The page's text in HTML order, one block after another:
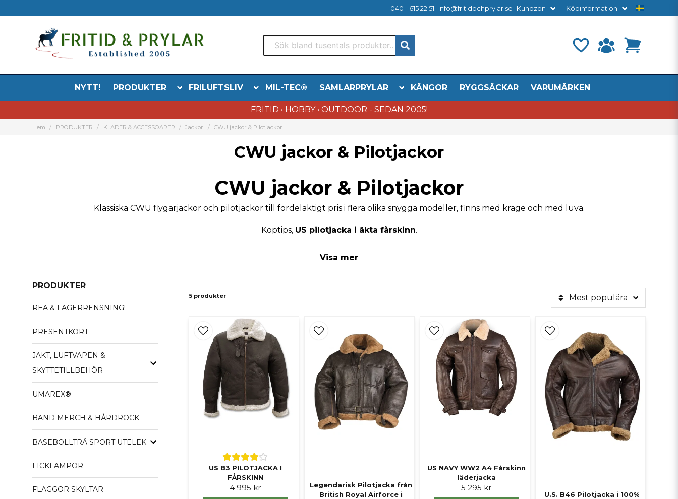
040 - 615 22 51 info@fritidochprylar.se Kundzon Köpinformation
NYTT! PRODUKTER FRILUFTSLIV MIL-TEC® SAMLARPRYLAR KÄNGOR RYGGSÄCKAR VARUMÄRKEN
FRITID • HOBBY • OUTDOOR - SEDAN 2005!
Hem PRODUKTER KLÄDER & ACCESSOARER Jackor CWU jackor & Pilotjackor
CWU jackor & Pilotjackor
CWU jackor & Pilotjackor
Klassiska CWU flygarjackor och pilotjackor till fördelaktigt pris i flera olika snygga modeller, finns med krage och med luva.
Köptips, US pilotjacka i äkta fårskinn.
Visa mer
PRODUKTER
REA & LAGERRENSNING!
PRESENTKORT
JAKT, LUFTVAPEN &
SKYTTETILLBEHÖR
UMAREX®
BAND MERCH & HÅRDROCK
BASEBOLLTRÄ SPORT UTELEK
FICKLAMPOR
FLAGGOR SKYLTAR
5 produkter Mest populära
US B3 PILOTJACKA I
FÅRSKINN
4 995 kr
Legendarisk Pilotjacka från
British Royal Airforce i
US NAVY WW2 A4 Fårskinn
läderjacka
5 295 kr
U.S. B46 Pilotjacka i 100%